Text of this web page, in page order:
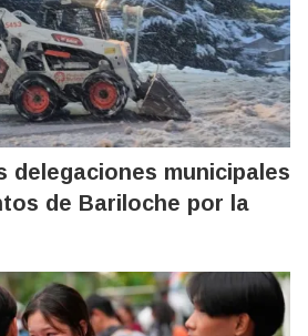
delegaciones municipales
de Bariloche por la